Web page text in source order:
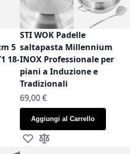
5
18-
STI WOK Padelle
saltapasta Millennium
INOX Professionale per
piani a Induzione e
Tradizionali
As low as
69,00 €
Aggiungi al Carrello
Aggiungi alla lista desideri
Aggiungi al confronto